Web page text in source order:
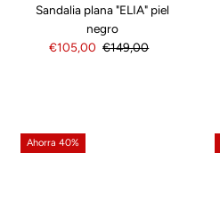
Sandalia plana "ELIA" piel
negro
Precio
€105,00 Precio
€149,00
Ahorra 40%